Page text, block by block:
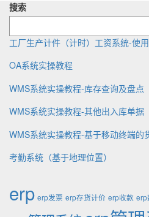
t
hb
e
搜索
工厂生产计件（计时）工资系统-使
OA系统实操教程
WMS系统实操教程-库存查询及盘点
WMS系统实操教程-其他出入库单据
WMS系统实操教程-基于移动终端的
考勤系统（基于地理位置）
erp erp发票 erp存货计价 erp收款 erp